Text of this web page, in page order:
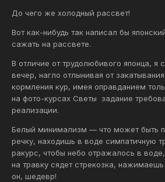
До чего же холодный рассвет!
Вот как-нибудь так написал бы
сажать на рассвете.
В отличие от трудолюбивого японца,
вечер, нагло отлынивая от
кормления кур, имея оправданием
на фото-курсах Светы задание
реализации.
Белый минимализм — что может быть
речку, находишь в воде симпатичную
ракурс, чтобы небо отражалось в
на травку сядет стрекозка,
он, шедевр!